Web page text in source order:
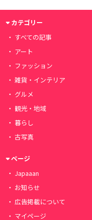
カテゴリー
すべての記事
アート
ファッション
雑貨・インテリア
グルメ
観光・地域
暮らし
古写真
ページ
Japaaan
お知らせ
広告掲載について
マイページ